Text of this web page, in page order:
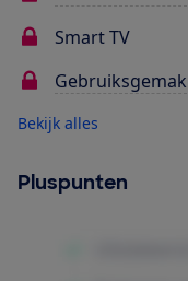
Smart TV
Gebruiksgemak
Bekijk alles
Pluspunten